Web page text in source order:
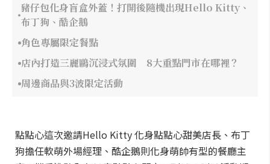
豬仔包化身盲盒外蓋！打開後隨機出現Hello Kitty、
布丁狗、酷企鵝
角色專屬限定餐點
店內打造三麗鷗沉浸式氛圍 8大重點門市在哪裡？
周邊商品與3波限定活動
點點心這次邀請Hello Kitty 化身點點心甜美店長、布丁
狗擔任軟萌外場經理、酷企鵝則化身萌帥有型的餐廳主